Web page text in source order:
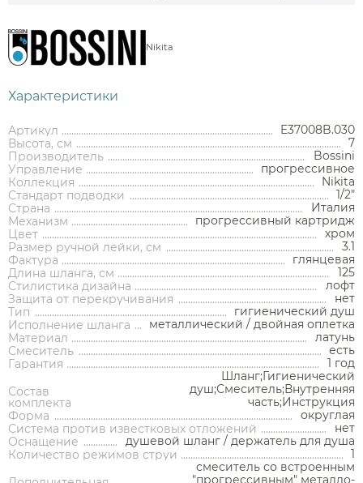
Каталог
Мебель для ванной
комнаты
Смесители
Аксессуары
Держатели туалетной бумаги
Дозаторы
Мыльницы
Стаканы
Ершики
Крючки
Мебель для ванной комнаты
Душ
Смесители встраиваемые для душа и ванны
Смесители накладные для душа и ванны
Nikita
Характеристики
Артикул
E37008B.030
Высота, см
7
Производитель
Bossini
Управление
прогрессивное
Коллекция
Nikita
Стандарт подводки
1/2"
Страна
Италия
Механизм
прогрессивный картридж
Цвет
хром
Размер ручной лейки, см
3.1
Фактура
глянцевая
Длина шланга, см
125
Стилистика дизайна
лофт
Защита от перекручивания
нет
Тип
гигиенический душ
Исполнение шланга
металлический / двойная оплетка
Материал
латунь
Смеситель
есть
Гарантия
1 год
Состав
комплекта
Шланг;Гигиенический
душ;Смеситель;Внутренняя
часть;Инструкция
Форма
округлая
Система против известковых отложений
нет
Оснащение
душевой шланг / держатель для душа
Количество режимов струи
1
смеситель со встроенным
"прогрессивным" металло-